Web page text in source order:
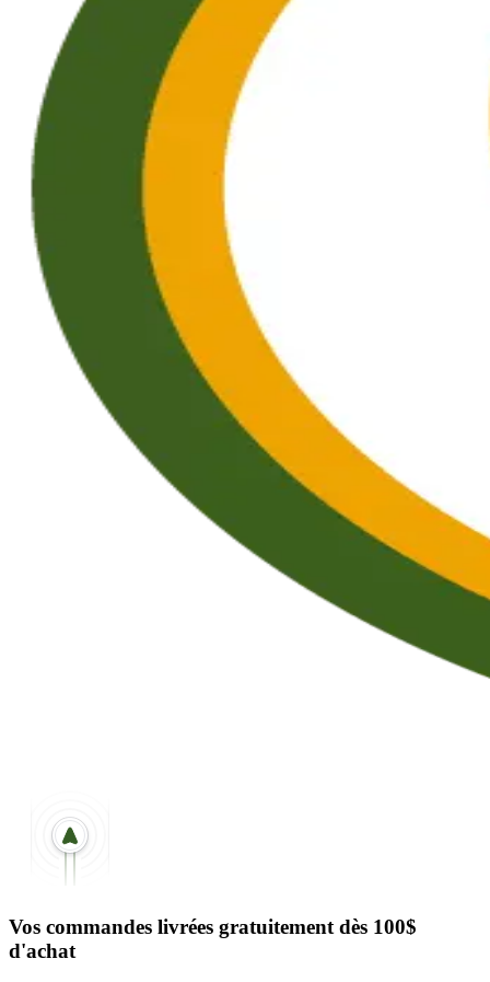
Vos commandes livrées gratuitement dès 100$
d'achat